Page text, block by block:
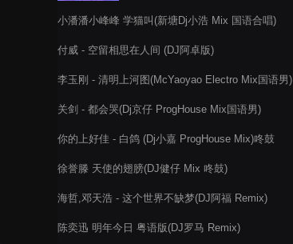
小潘潘小峰峰 学猫叫(新塘Dj小浩 Mix 国语合唱)
付威 - 空留相思在人间 (DJ阿卓版)
李玉刚 - 清明上河图(McYaoyao Electro Mix国语男)
关剑 - 都会哭(Dj京仔 ProgHouse Mix国语男)
你的上好佳 - 白鸽 (Dj小嘉 ProgHouse Mix)咚鼓
徐誉滕 天使的翅膀(DJ健仔 Mix 咚鼓)
海哲,邓天浩 - 这个世界不缺梦(DJ阿福 Remix)
陈奕迅 明年今日 粤语版(DJ罗马 Remix)